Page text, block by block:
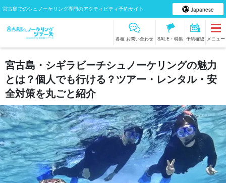
宮古島でのシュノーケリング専門のアクティビティ予約サイト Japanese
各種 お問い合わせ SALE・特集 予約確認 メニュー
宮古島・シギラビーチシュノーケリングの魅力
とは？個人でも行ける？ツアー・レンタル・安
全対策を丸ごと紹介